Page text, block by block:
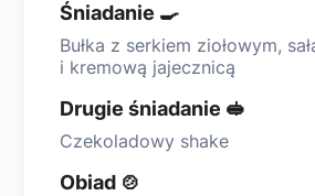
Śniadanie 🍳
Bułka z serkiem ziołowym,
i kremową jajecznicą
Drugie śniadanie 🥪
Czekoladowy shake
Obiad 🍲